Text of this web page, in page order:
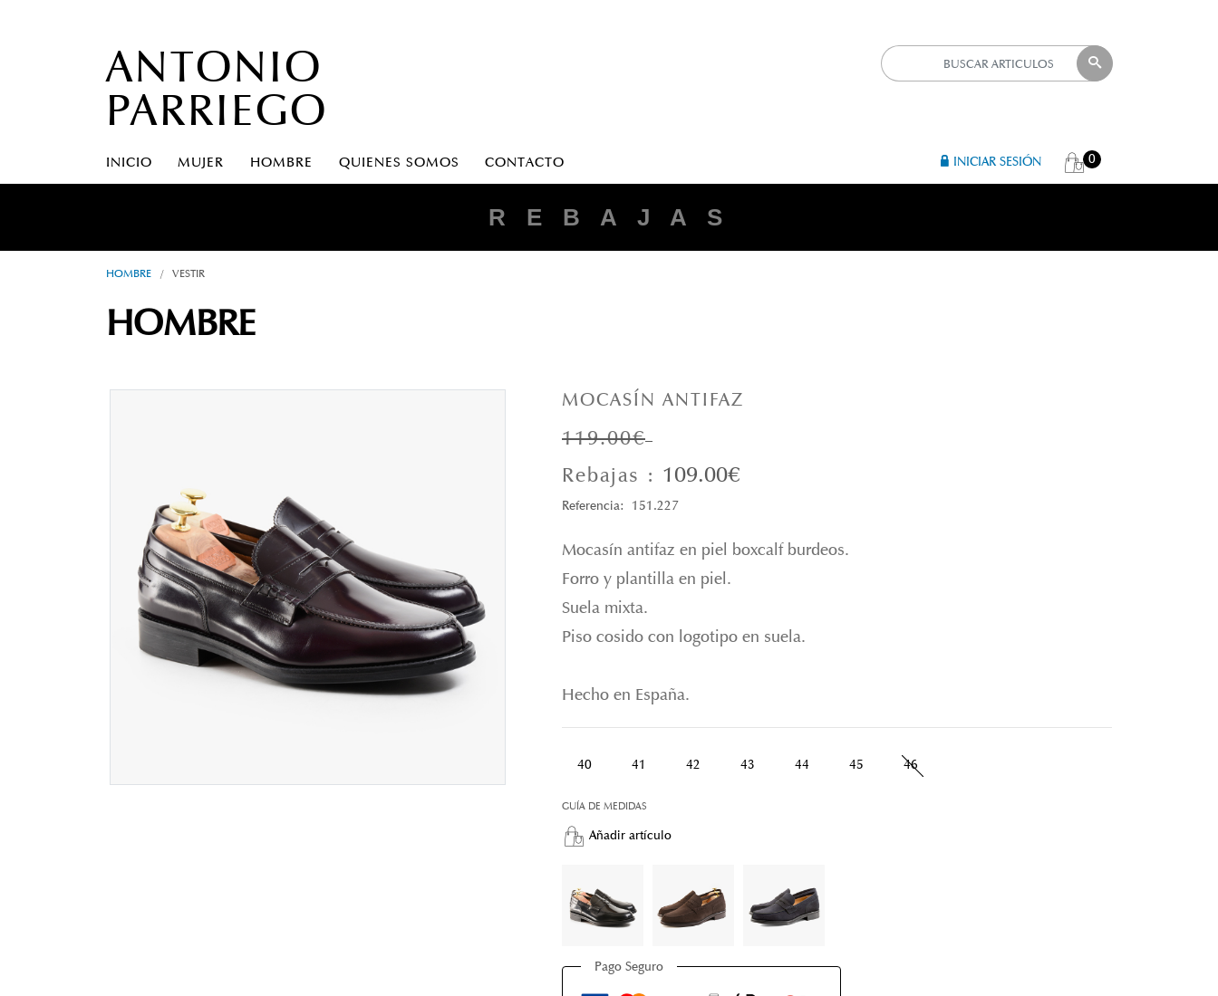
ANTONIO
PARRIEGO
INICIO MUJER HOMBRE QUIENES SOMOS CONTACTO 0
INICIAR SESIÓN
R E B A J A S
HOMBRE / VESTIR
HOMBRE
MOCASÍN ANTIFAZ
119.00€
Rebajas : 109.00€
Referencia: 151.227
Mocasín antifaz en piel boxcalf burdeos.
Forro y plantilla en piel.
Suela mixta.
Piso cosido con logotipo en suela.
Hecho en España.
40 41 42 43 44 45 46
GUÍA DE MEDIDAS
Añadir artículo
Pago Seguro